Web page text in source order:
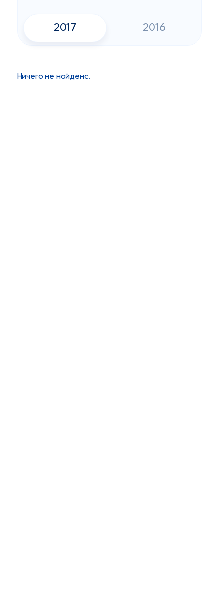
2017 2016
Ничего не найдено.